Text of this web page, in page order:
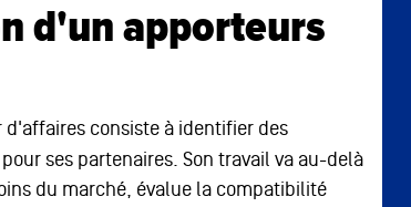
d'un apporteurs
consiste à identifier des
ses partenaires. Son travail va au-delà
du marché, évalue la compatibilité